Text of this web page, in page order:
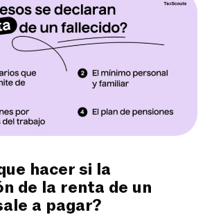
hacer si la
de la renta de un
a pagar?